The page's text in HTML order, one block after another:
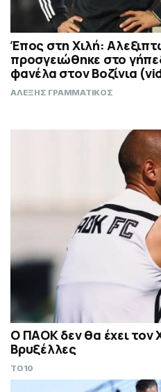
Έπος στη Χιλή:
προσγειώθηκε στο
φανέλα στον Βοζίνια
ΑΛΕΞΗΣ ΓΡΑΜΜΑΤΙΚΟΣ
Ο ΠΑΟΚ δεν θα έχει τον
Βρυξέλλες
TO10